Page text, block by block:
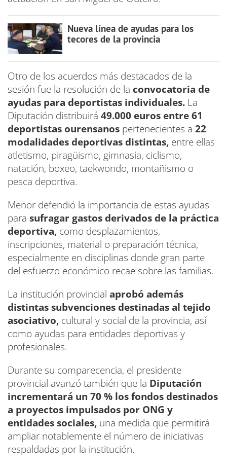
Nueva línea de ayudas para los
tecores de la provincia
Otro de los acuerdos más destacados de la
sesión fue la resolución de la convocatoria de
ayudas para deportistas individuales. La
Diputación distribuirá 49.000 euros entre 61
deportistas ourensanos pertenecientes a 22
modalidades deportivas distintas, entre ellas
atletismo, piragüismo, gimnasia, ciclismo,
natación, boxeo, taekwondo, montañismo o
pesca deportiva.
Menor defendió la importancia de estas ayudas
para sufragar gastos derivados de la práctica
deportiva, como desplazamientos,
inscripciones, material o preparación técnica,
especialmente en disciplinas donde gran parte
del esfuerzo económico recae sobre las familias.
La institución provincial aprobó además
distintas subvenciones destinadas al tejido
asociativo, cultural y social de la provincia, así
como ayudas para entidades deportivas y
profesionales.
Durante su comparecencia, el presidente
provincial avanzó también que la Diputación
incrementará un 70 % los fondos destinados
a proyectos impulsados por ONG y
entidades sociales, una medida que permitirá
ampliar notablemente el número de iniciativas
respaldadas por la institución.